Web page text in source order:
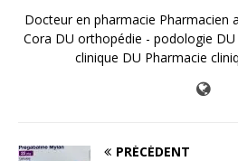
Docteur en pharmacie Pharmacien
Cora DU orthopédie - podologie
clinique DU Pharmacie
PRÉCÉDENT